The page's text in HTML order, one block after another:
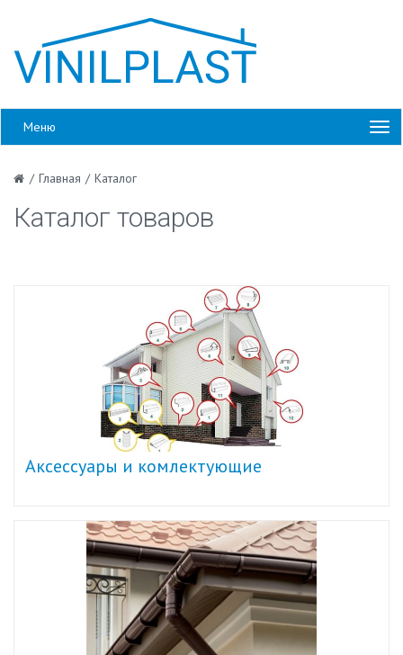
Меню
/ Главная / Каталог
Каталог товаров
Аксессуары и комлектующие